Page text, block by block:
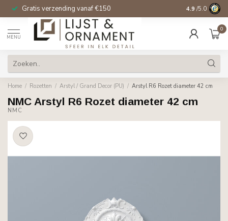
Gratis verzending vanaf €150 14 dagen
4.9 /5.0
MENU
0
Home / Rozetten / Arstyl / Grand Decor (PU) / Arstyl R6 Rozet diameter 42 cm
NMC Arstyl R6 Rozet diameter 42 cm
NMC